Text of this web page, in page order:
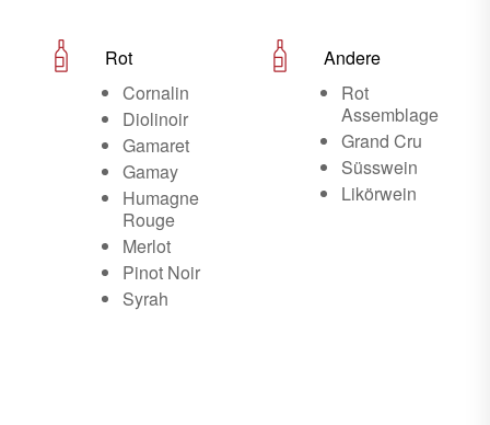
Rot
Cornalin
Diolinoir
Gamaret
Gamay
Humagne
Rouge
Merlot
Pinot Noir
Syrah
Andere
Rot
Assemblage
Grand Cru
Süsswein
Likörwein